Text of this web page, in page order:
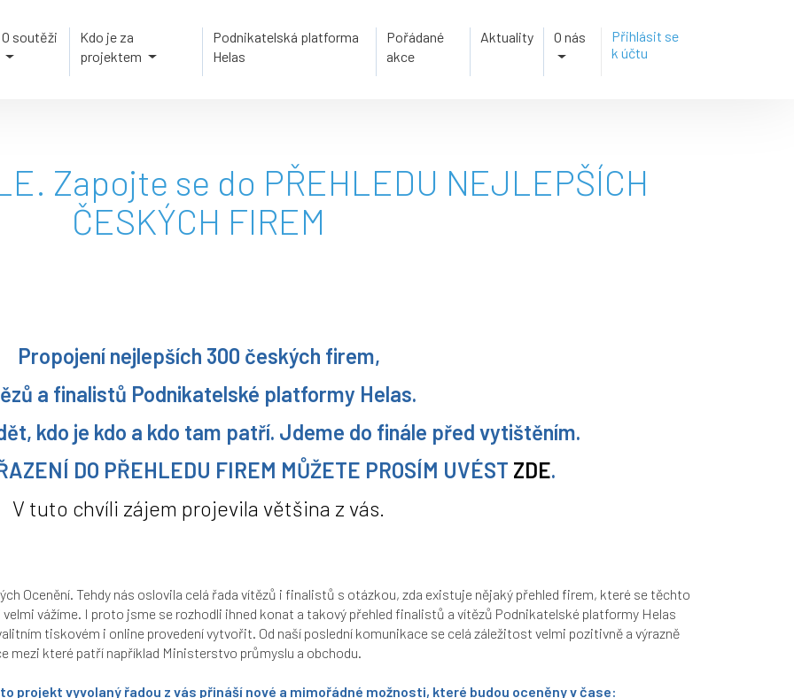
O soutěži
Kdo je za
projektem
Podnikatelská platforma
Helas
Pořádané
akce
Aktuality O nás
Přihlásit se
k účtu
Zapojte se do PŘEHLEDU NEJLEPŠÍCH
ČESKÝCH FIREM
Propojení nejlepších 300 českých firem,
a finalistů Podnikatelské platformy Helas.
kdo je kdo a kdo tam patří. Jdeme do finále před vytištěním.
DO PŘEHLEDU FIREM MŮŽETE PROSÍM UVÉST ZDE.
V tuto chvíli zájem projevila většina z vás.
Ocenění. Tehdy nás oslovila celá řada vítězů i finalistů s otázkou, zda existuje nějaký přehled firem, které se těchto
vážíme. I proto jsme se rozhodli ihned konat a takový přehled finalistů a vítězů Podnikatelské platformy Helas
tiskovém i online provedení vytvořit. Od naší poslední komunikace se celá záležitost velmi pozitivně a výrazně
mezi které patří například Ministerstvo průmyslu a obchodu.
projekt vyvolaný řadou z vás přináší nové a mimořádné možnosti, které budou oceněny v čase: